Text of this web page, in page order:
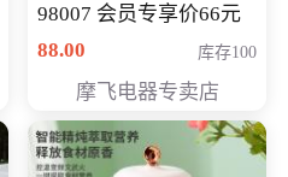
98007 会员专享价66元
88.00
库存100
摩飞电器专卖店